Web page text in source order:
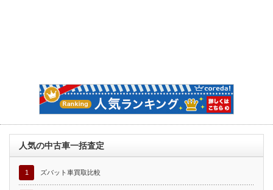
人気の中古車一括査定
1 ズバット車買取比較